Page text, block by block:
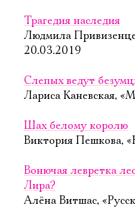
Трагедия наследия
Людмила
20.03.2019
Слепых ведут
Лариса Каневская,
Шах белому королю
Виктория Пешкова,
Вонючая левретка
Лира?
Алёна Витшас,